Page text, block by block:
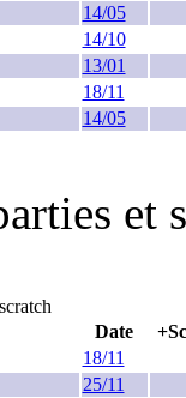
14/05
14/10
13/01
18/11
14/05
et
Date
18/11
25/11